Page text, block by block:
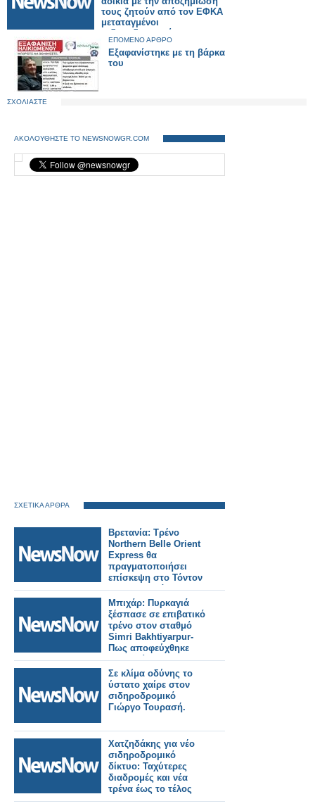
τους ζητούν από τον ΕΦΚΑ
μεταταγμένοι
σιδηροδρομικοί.
ΕΠΟΜΕΝΟ ΑΡΘΡΟ
Εξαφανίστηκε με τη βάρκα
του
ΣΧΟΛΙΑΣΤΕ
ΑΚΟΛΟΥΘΗΣΤΕ ΤΟ NEWSNOWGR.COM
ΣΧΕΤΙΚΑ ΑΡΘΡΑ
Βρετανία: Τρένο
Northern Belle Orient
Express θα
πραγματοποιήσει
επίσκεψη στο Τόντον
της Κορνουάλης.
Μπιχάρ: Πυρκαγιά
ξέσπασε σε επιβατικό
τρένο στον σταθμό
Simri Bakhtiyarpur-
Πως αποφεύχθηκε
τραγωδία.
Σε κλίμα οδύνης το
ύστατο χαίρε στον
σιδηροδρομικό
Γιώργο Τουρασή.
Χατζηδάκης για νέο
σιδηροδρομικό
δίκτυο: Ταχύτερες
διαδρομές και νέα
τρένα έως το τέλος
του 2026.